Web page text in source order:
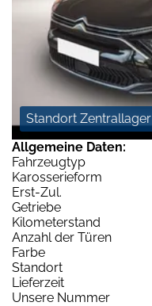
Standort Zentrallager
Allgemeine Daten:
Fahrzeugtyp
Karosserieform
Erst-Zul.
Getriebe
Kilometerstand
Anzahl der Türen
Farbe
Standort
Lieferzeit
Unsere Nummer